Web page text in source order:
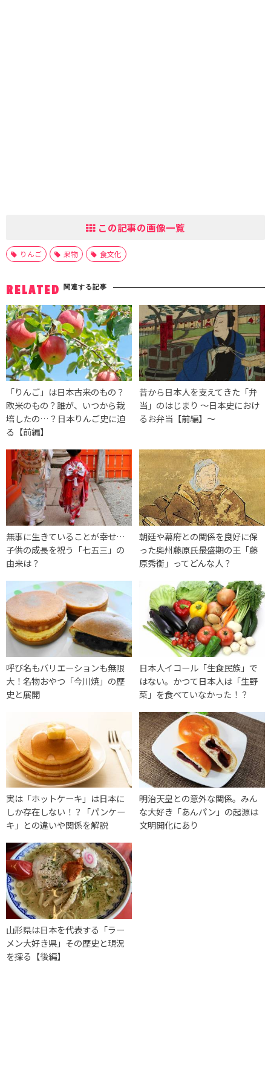
この記事の画像一覧
りんご 果物 食文化
RELATED 関連する記事
「りんご」は日本古来のもの？
欧米のもの？誰が、いつから栽
培したの…？日本りんご史に迫
る【前編】
昔から日本人を支えてきた「弁
当」のはじまり ～日本史におけ
るお弁当【前編】～
無事に生きていることが幸せ…
子供の成長を祝う「七五三」の
由来は？
朝廷や幕府との関係を良好に保
った奥州藤原氏最盛期の王「藤
原秀衡」ってどんな人？
呼び名もバリエーションも無限
大！名物おやつ「今川焼」の歴
史と展開
日本人イコール「生食民族」で
はない。かつて日本人は「生野
菜」を食べていなかった！？
実は「ホットケーキ」は日本に
しか存在しない！？「パンケー
キ」との違いや関係を解説
明治天皇との意外な関係。みん
な大好き「あんパン」の起源は
文明開化にあり
山形県は日本を代表する「ラー
メン大好き県」その歴史と現況
を探る【後編】